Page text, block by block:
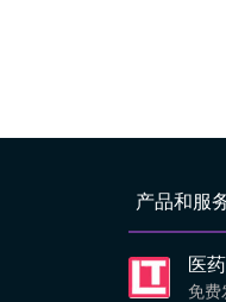
产品和服
医
免费